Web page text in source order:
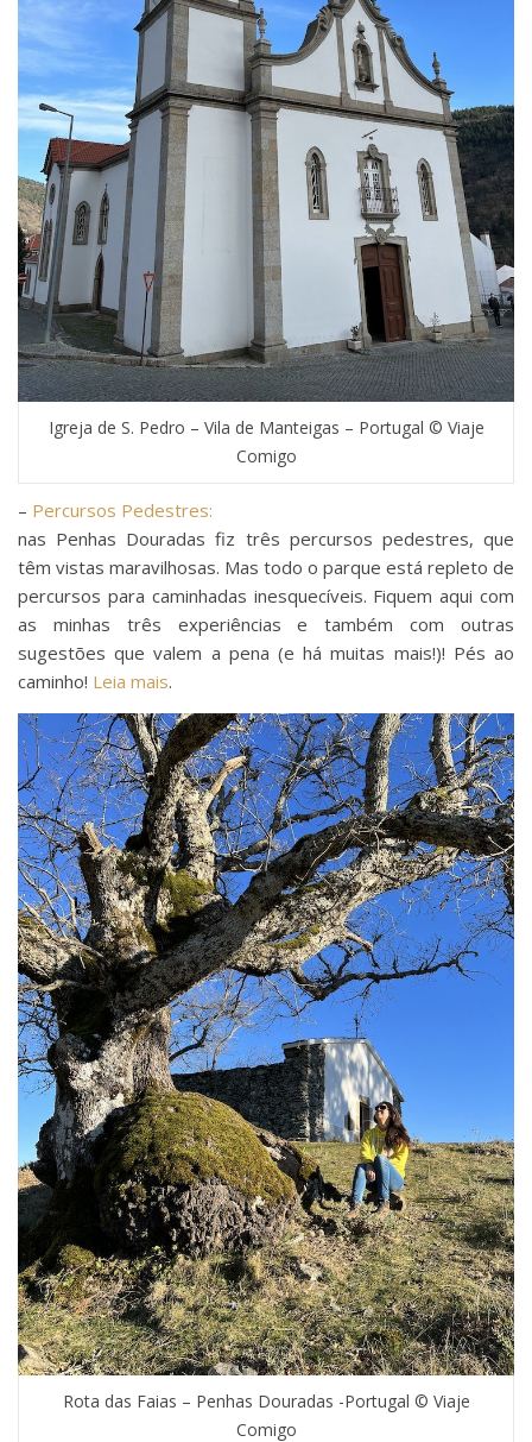
Igreja de S. Pedro – Vila de Manteigas – Portugal © Viaje
Comigo
– Percursos Pedestres:
nas Penhas Douradas fiz três percursos pedestres, que
têm vistas maravilhosas. Mas todo o parque está repleto de
percursos para caminhadas inesquecíveis. Fiquem aqui com
as minhas três experiências e também com outras
sugestões que valem a pena (e há muitas mais!)! Pés ao
caminho! Leia mais.
Rota das Faias – Penhas Douradas -Portugal © Viaje
Comigo